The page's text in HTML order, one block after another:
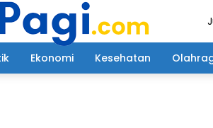
Ekonomi Kesehatan